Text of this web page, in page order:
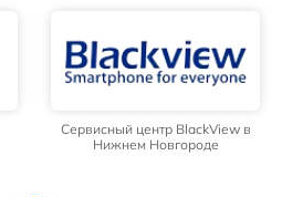
Сервисный центр BlackView в
Нижнем Новгороде